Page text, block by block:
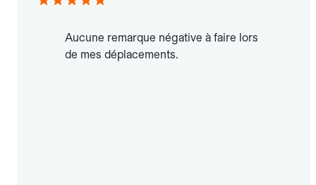
Aucune remarque négative à faire lors
de mes déplacements.